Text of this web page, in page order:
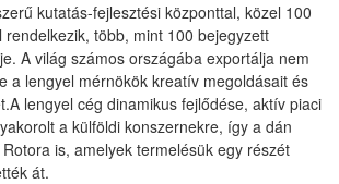
kutatás-fejlesztési központtal, közel 100
több, mint 100 bejegyzett
A világ számos országába exportálja nem
a lengyel mérnökök kreatív megoldásait és
lengyel cég dinamikus fejlődése, aktív piaci
a külföldi konszernekre, így a dán
is, amelyek termelésük egy részét
át.